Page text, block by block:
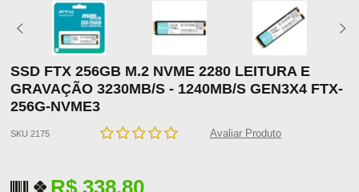
SSD FTX 256GB M.2 NVME 2280 LEITURA E
GRAVAÇÃO 3230MB/S - 1240MB/S GEN3X4 FTX-
256G-NVME3
SKU 2175 Avaliar Produto
R$ 338,80